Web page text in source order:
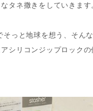
タネ撒きをしていきます
っと地球を想う、そん
シリコンジップロック